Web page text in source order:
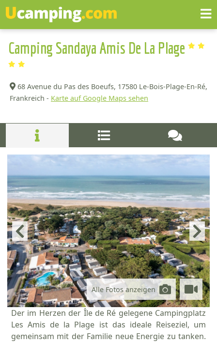
Camping Sandaya Amis De La Plage
68 Avenue du Pas des Boeufs, 17580 Le-Bois-Plage-En-Ré,
Frankreich - Karte auf Google Maps sehen
Alle Fotos anzeigen
Der im Herzen der Île de Ré gelegene Campingplatz
Les Amis de la Plage ist das ideale Reiseziel, um
gemeinsam mit der Familie neue Energie zu tanken.